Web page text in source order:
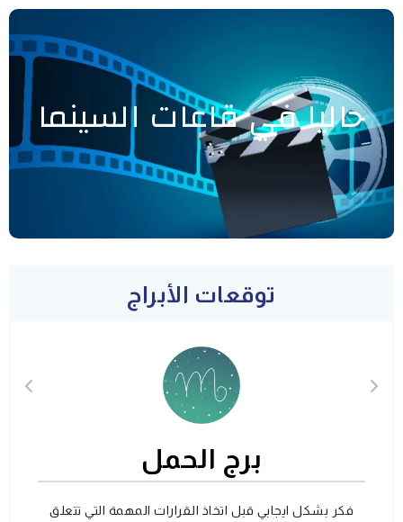
حاليا في قاعات السينما
توقعات الأبراج
برج الحمل
فكر بشكل ايجابي قبل اتخاذ القرارات المهمة التي تتعلق